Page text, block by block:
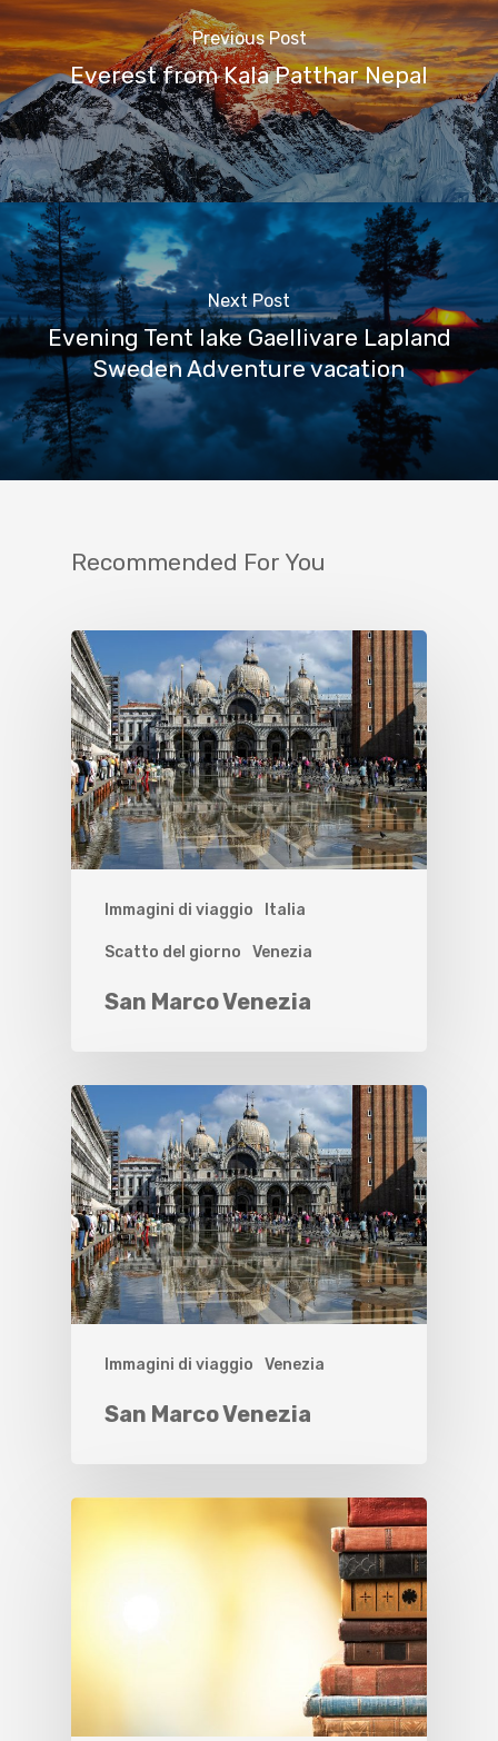
Previous Post
Everest from Kala Patthar Nepal
Next Post
Evening Tent lake Gaellivare Lapland
Sweden Adventure vacation
Recommended For You
Immagini di viaggio Italia
Scatto del giorno Venezia
San Marco Venezia
Immagini di viaggio Venezia
San Marco Venezia